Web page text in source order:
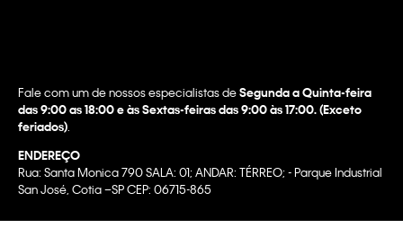
Fale com um de nossos especialistas deSegunda a Quinta-feira
das 9:00 as 18:00 e às Sextas-feiras das 9:00 às 17:00. (Exceto
feriados)
ENDEREÇO
Rua: Santa Monica 790 SALA: 01; ANDAR: TÉRREO; - Parque Industrial
San José, Cotia –SP CEP: 06715-865